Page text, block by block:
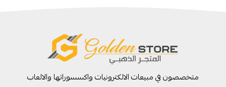
متخصصون في مبيعات الالكترونيات واكسسوراتها والالعاب